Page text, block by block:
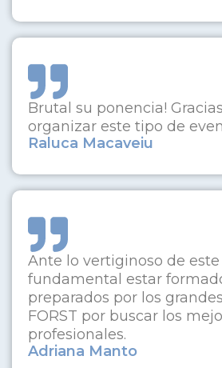
Brutal su ponencia!
organizar este tipo de
Raluca Macaveiu
Ante lo vertiginoso de
fundamental estar
preparados por los
FORST por buscar los
profesionales.
Adriana Manto